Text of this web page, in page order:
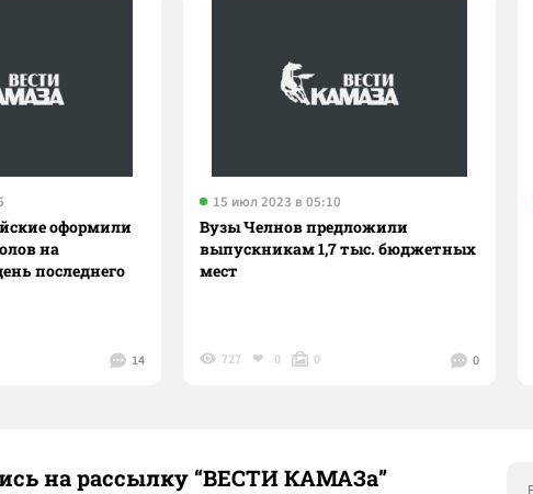
оформили
на
последнего
14
15 июл 2023 в 05:10
Вузы Челнов предложили
выпускникам 1,7 тыс. бюджетных
мест
0
727 0 0
на рассылку “ВЕСТИ КАМАЗа”